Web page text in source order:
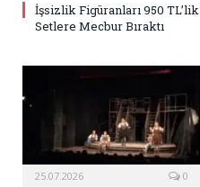
İşsizlik Figüranları 950 TL’lik
Setlere Mecbur Bıraktı
25.07.2026 0